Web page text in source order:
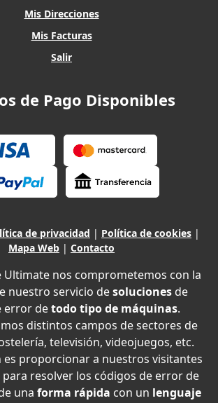
Mis Direcciones
Mis Facturas
Salir
de Pago Disponibles
de privacidad | Política de cookies |
Mapa Web | Contacto
Ultimate nos comprometemos con la
nuestro servicio desoluciones de
error detodo tipo de máquinas.
distintos campos de sectores de
televisión, videojuegos, etc.
es proporcionar a nuestros visitantes
resolver los códigos de error de
una forma rápida con un lenguaje